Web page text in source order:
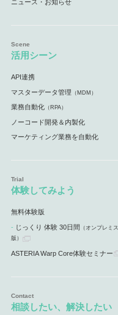
ニュース・お知らせ
活用シーン
API連携
マスターデータ管理 （MDM）
業務自動化（RPA）
ノーコード開発＆内製化
マーケティング業務を自動化
体験してみよう
無料体験版
じっくり 体験 30日間 （オンプレミス
版）
ASTERIA Warp Core体験セミナー
相談したい、解決したい